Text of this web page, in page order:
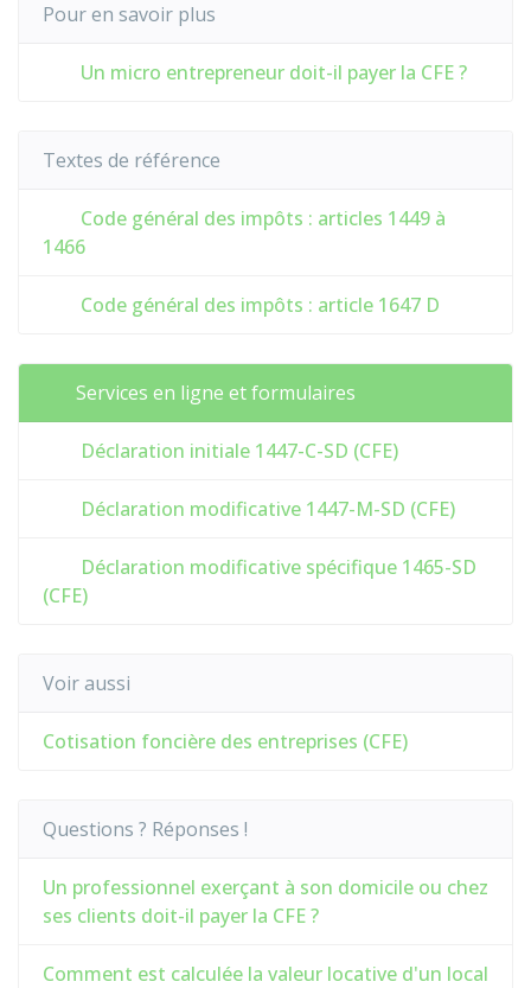
Pour en savoir plus
Un micro entrepreneur doit-il payer la CFE ?
Textes de référence
Code général des impôts : articles 1449 à
1466
Code général des impôts : article 1647 D
Services en ligne et formulaires
Déclaration initiale 1447-C-SD (CFE)
Déclaration modificative 1447-M-SD (CFE)
Déclaration modificative spécifique 1465-SD
(CFE)
Voir aussi
Cotisation foncière des entreprises (CFE)
Questions ? Réponses !
Un professionnel exerçant à son domicile ou chez
ses clients doit-il payer la CFE ?
Comment est calculée la valeur locative d'un local